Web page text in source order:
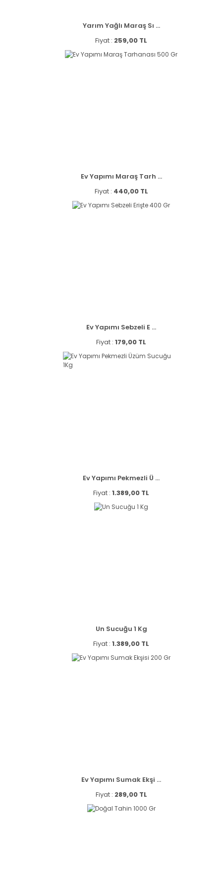
Yarım Yağlı Maraş Sı ...
Fiyat : 259,00 TL
Ev Yapımı Maraş Tarh ...
Fiyat : 440,00 TL
Ev Yapımı Sebzeli E ...
Fiyat : 179,00 TL
Ev Yapımı Pekmezli Ü ...
Fiyat : 1.389,00 TL
Un Sucuğu 1 Kg
Fiyat : 1.389,00 TL
Ev Yapımı Sumak Ekşi ...
Fiyat : 289,00 TL